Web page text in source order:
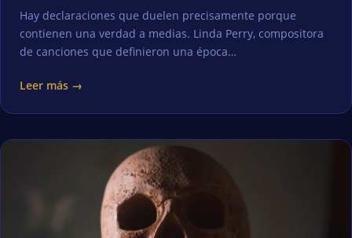
Hay declaraciones que duelen precisamente porque
contienen una verdad a medias. Linda Perry, compositora
de canciones que definieron una época…
Leer más →